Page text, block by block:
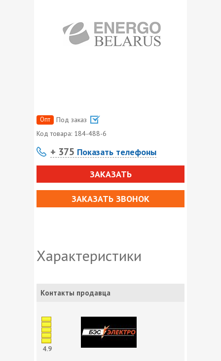
Опт
Под заказ
Код товара: 184-488-6
+ 375 Показать телефоны
ЗАКАЗАТЬ
ЗАКАЗАТЬ ЗВОНОК
Характеристики
Контакты продавца
4.9